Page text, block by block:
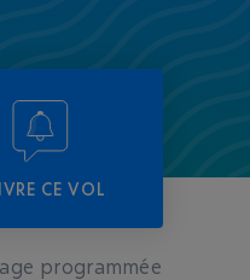
CE VOL
programmée